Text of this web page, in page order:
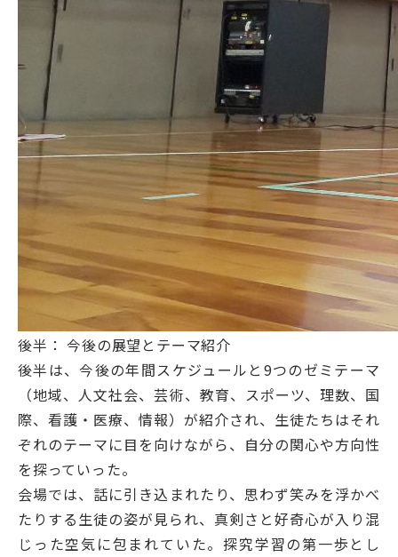
後半： 今後の展望とテーマ紹介
後半は、今後の年間スケジュールと9つのゼミテーマ
（地域、人文社会、芸術、教育、スポーツ、理数、国
際、看護・医療、情報）が紹介され、生徒たちはそれ
ぞれのテーマに目を向けながら、自分の関心や方向性
を探っていった。
会場では、話に引き込まれたり、思わず笑みを浮かべ
たりする生徒の姿が見られ、真剣さと好奇心が入り混
じった空気に包まれていた。探究学習の第一歩とし